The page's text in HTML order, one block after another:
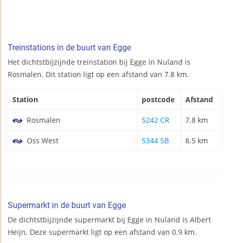
Treinstations in de buurt van Egge
Het dichtstbijzijnde treinstation bij Egge in Nuland is
Rosmalen. Dit station ligt op een afstand van 7.8 km.
Station postcode Afstand
Rosmalen 5242 CR 7.8 km
Oss West 5344 SB 8.5 km
Supermarkt in de buurt van Egge
De dichtstbijzijnde supermarkt bij Egge in Nuland is Albert
Heijn. Deze supermarkt ligt op een afstand van 0.9 km.